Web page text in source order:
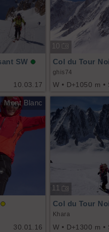
10.03.17
SW
10
Col du Tour
ghis74
W • D+1050 m •
Mont Blanc
30.01.16
11
Col du Tour
Khara
W • D+1300 m •